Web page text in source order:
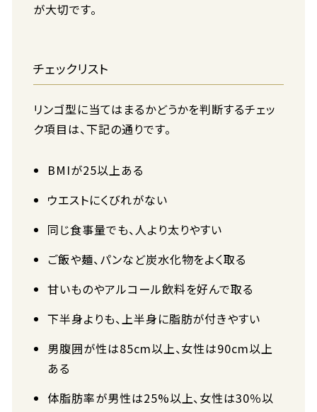
が大切です。
チェックリスト
リンゴ型に当てはまるかどうかを判断するチェッ
ク項目は、下記の通りです。
BMIが25以上ある
ウエストにくびれがない
同じ食事量でも、人より太りやすい
ご飯や麺、パンなど炭水化物をよく取る
甘いものやアルコール飲料を好んで取る
下半身よりも、上半身に脂肪が付きやすい
男腹囲が性は85cm以上、女性は90cm以上
ある
体脂肪率が男性は25%以上、女性は30％以